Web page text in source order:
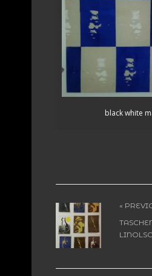
black white
«